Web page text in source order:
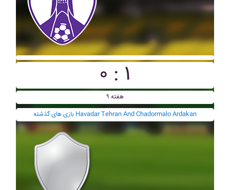
۰ : ۱
هفته ۹
بازی های گذشته Havadar Tehran And Chadormalo Ardakan